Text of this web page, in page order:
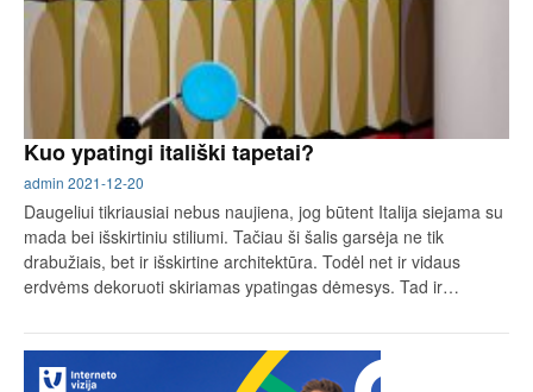
Kuo ypatingi itališki tapetai?
admin 2021-12-20
Daugeliui tikriausiai nebus naujiena, jog būtent Italija siejama su
mada bei išskirtiniu stiliumi. Tačiau ši šalis garsėja ne tik
drabužiais, bet ir išskirtine architektūra. Todėl net ir vidaus
erdvėms dekoruoti skiriamas ypatingas dėmesys. Tad ir…